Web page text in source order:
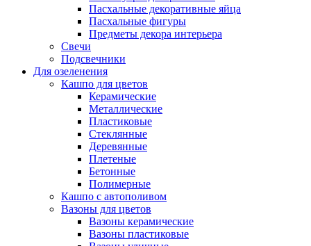
Пасхальные декоративные яйца
Пасхальные фигуры
Предметы декора интерьера
Свечи
Подсвечники
Для озеленения
Кашпо для цветов
Керамические
Металлические
Пластиковые
Стеклянные
Деревянные
Плетеные
Бетонные
Полимерные
Кашпо с автополивом
Вазоны для цветов
Вазоны керамические
Вазоны пластиковые